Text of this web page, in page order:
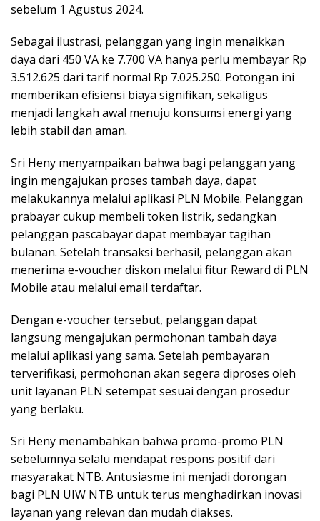
sebelum 1 Agustus 2024.
Sebagai ilustrasi, pelanggan yang ingin menaikkan
daya dari 450 VA ke 7.700 VA hanya perlu membayar Rp
3.512.625 dari tarif normal Rp 7.025.250. Potongan ini
memberikan efisiensi biaya signifikan, sekaligus
menjadi langkah awal menuju konsumsi energi yang
lebih stabil dan aman.
Sri Heny menyampaikan bahwa bagi pelanggan yang
ingin mengajukan proses tambah daya, dapat
melakukannya melalui aplikasi PLN Mobile. Pelanggan
prabayar cukup membeli token listrik, sedangkan
pelanggan pascabayar dapat membayar tagihan
bulanan. Setelah transaksi berhasil, pelanggan akan
menerima e-voucher diskon melalui fitur Reward di PLN
Mobile atau melalui email terdaftar.
Dengan e-voucher tersebut, pelanggan dapat
langsung mengajukan permohonan tambah daya
melalui aplikasi yang sama. Setelah pembayaran
terverifikasi, permohonan akan segera diproses oleh
unit layanan PLN setempat sesuai dengan prosedur
yang berlaku.
Sri Heny menambahkan bahwa promo-promo PLN
sebelumnya selalu mendapat respons positif dari
masyarakat NTB. Antusiasme ini menjadi dorongan
bagi PLN UIW NTB untuk terus menghadirkan inovasi
layanan yang relevan dan mudah diakses.